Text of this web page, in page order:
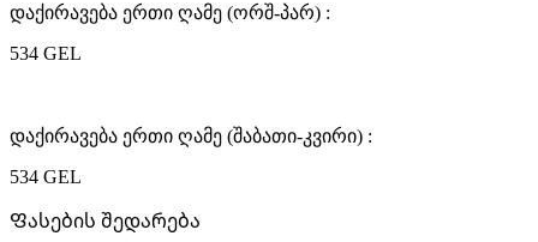
დაქირავება ერთი ღამე (ორშ-პარ) :
534 GEL
დაქირავება ერთი ღამე (შაბათი-კვირი) :
534 GEL
Ფასების შედარება